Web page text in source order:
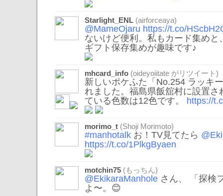
Starlight_ENL (airforceaya)
@MameOjaru https://t.co/
ないけど便利。私もカード集め
ギフト保存集めが趣味です♪
mhcard_info (oideyoiitate がリツイート)
新しいポケふた「No.254 ラッキ
れました。福島県飯舘村に設置さ
ている色数は12色です。 https://
morimo_t (Shoji Morimoto)
#manhotalk お！TV見てたら
https://t.co/1PlkgByaen
motchin75 (もっちん)
@EkikaraManhole さん、 「探検
よ〜。😊